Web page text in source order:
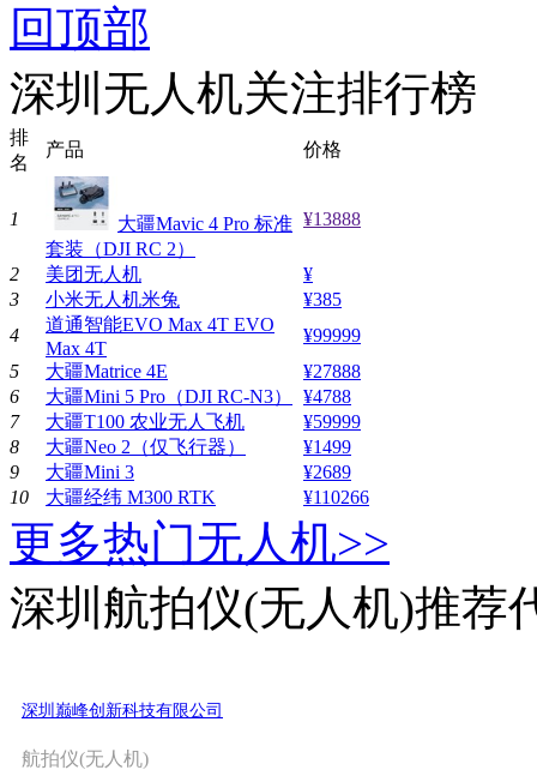
回顶部
深圳无人机关注排行榜
排
名
产品 价格
1
大疆Mavic 4 Pro 标准
套装（DJI RC 2）
¥13888
2 美团无人机
¥
3
小米无人机米兔
¥385
4
道通智能EVO Max 4T EVO
Max 4T
¥99999
5
大疆Matrice 4E
¥27888
6
大疆Mini 5 Pro（DJI RC-N3）
¥4788
7
大疆T100 农业无人飞机
¥59999
8
大疆Neo 2（仅飞行器）
¥1499
9
大疆Mini 3
¥2689
10
大疆经纬 M300 RTK ¥110266
更多热门无人机>>
深圳航拍仪(无人机)推荐
深圳巅峰创新科技有限公司
航拍仪(无人机)